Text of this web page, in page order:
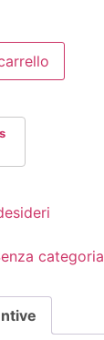
categoria